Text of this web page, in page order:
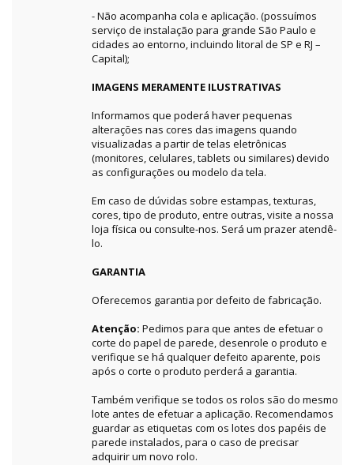
- Não acompanha cola e aplicação. (possuímos
serviço de instalação para grande São Paulo e
cidades ao entorno, incluindo litoral de SP e RJ –
Capital);
IMAGENS MERAMENTE ILUSTRATIVAS
Informamos que poderá haver pequenas
alterações nas cores das imagens quando
visualizadas a partir de telas eletrônicas
(monitores, celulares, tablets ou similares) devido
as configurações ou modelo da tela.
Em caso de dúvidas sobre estampas, texturas,
cores, tipo de produto, entre outras, visite a nossa
loja física ou consulte-nos. Será um prazer atendê-
lo.
GARANTIA
Oferecemos garantia por defeito de fabricação.
Atenção: Pedimos para que antes de efetuar o
corte do papel de parede, desenrole o produto e
verifique se há qualquer defeito aparente, pois
após o corte o produto perderá a garantia.
Também verifique se todos os rolos são do mesmo
lote antes de efetuar a aplicação. Recomendamos
guardar as etiquetas com os lotes dos papéis de
parede instalados, para o caso de precisar
adquirir um novo rolo.